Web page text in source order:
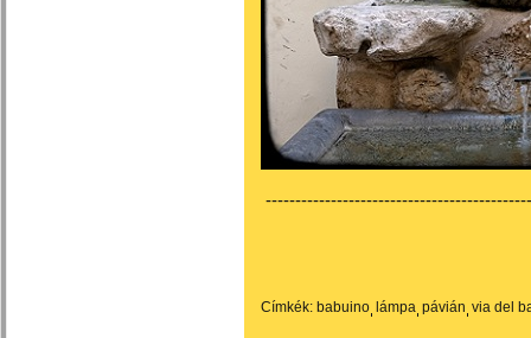
Címkék: babuino lámpa pávián via del